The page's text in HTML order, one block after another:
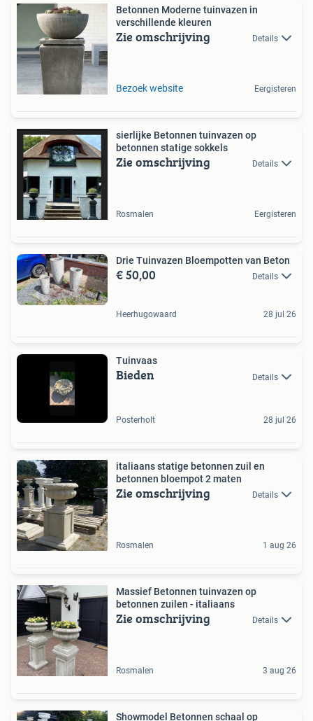
Betonnen Moderne tuinvazen in
verschillende kleuren
Zie omschrijving Details
Bezoek website Eergisteren
sierlijke Betonnen tuinvazen op
betonnen statige sokkels
Zie omschrijving Details
Rosmalen Eergisteren
Drie Tuinvazen Bloempotten van Beton
€ 50,00 Details
Heerhugowaard 28 jul 26
Tuinvaas
Bieden Details
Posterholt 28 jul 26
italiaans statige betonnen zuil en
betonnen bloempot 2 maten
Zie omschrijving Details
Rosmalen 1 aug 26
Massief Betonnen tuinvazen op
betonnen zuilen - italiaans
Zie omschrijving Details
Rosmalen 3 aug 26
Showmodel Betonnen schaal op